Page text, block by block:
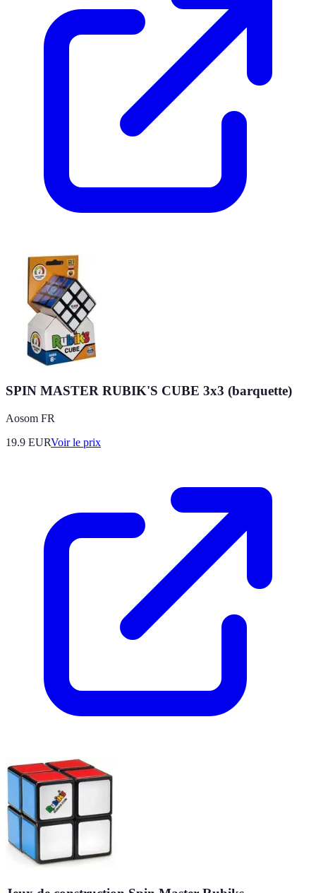
SPIN MASTER RUBIK'S CUBE 3x3 (barquette)
Aosom FR
19.9 EURVoir le prix